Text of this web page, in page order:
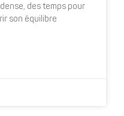
des temps pour
son équilibre